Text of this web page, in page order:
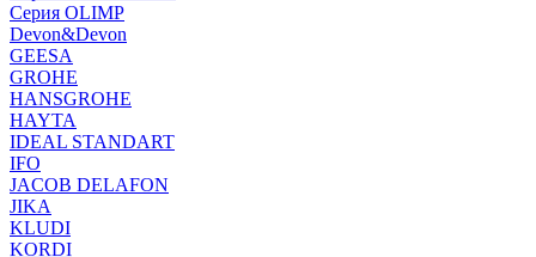
Серия OLIMP
Devon&Devon
GEESA
GROHE
HANSGROHE
HAYTA
IDEAL STANDART
IFO
JACOB DELAFON
JIKA
KLUDI
KORDI